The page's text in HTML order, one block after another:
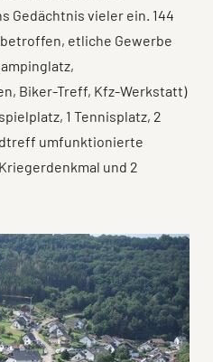
Gedächtnis vieler ein. 144
etliche Gewerbe
Biker-Treff, Kfz-Werkstatt)
1 Tennisplatz, 2
umfunktionierte
und 2